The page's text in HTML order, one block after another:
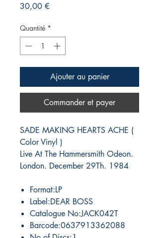
30,00 €Prix
Quantité *
Ajouter au panier
Commander et payer
SADE MAKING HEARTS ACHE (
Color Vinyl )
Live At The Hammersmith Odeon.
London. December 29Th. 1984
Format:LP
Label:DEAR BOSS
Catalogue No:JACK042T
Barcode:0637913362088